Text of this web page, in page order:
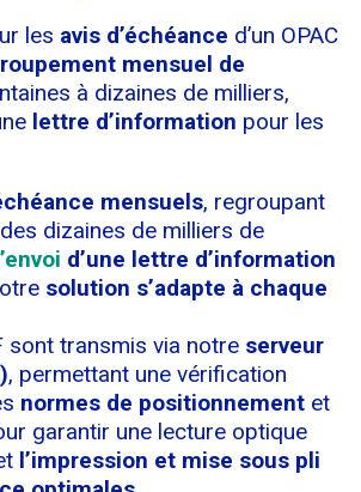
les avis d’échéance d’un OPAC
mensuel de
à dizaines de milliers,
lettre d’information pour les
mensuels, regroupant
dizaines de milliers de
d’une lettre d’information
solution s’adapte à chaque
sont transmis via notre serveur
, permettant une vérification
normes de positionnement et
garantir une lecture optique
l’impression et mise sous pli